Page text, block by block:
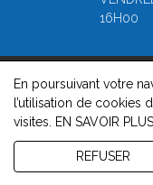
16H00
© 2026, Greffe du
Mentions légales-
En poursuivant votre
l’utilisation de cookies
visites.
EN SAVOIR PLUS
REFUSER